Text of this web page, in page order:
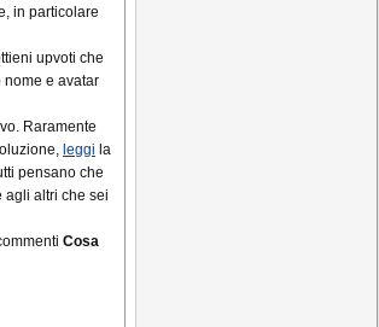
in particolare
upvoti che
nome e avatar
Raramente
leggi la
pensano che
agli altri che sei
Cosa